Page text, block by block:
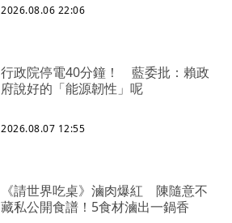
2026.08.06 22:06
行政院停電40分鐘！ 藍委批：賴政
府說好的「能源韌性」呢
2026.08.07 12:55
《請世界吃桌》滷肉爆紅 陳隨意不
藏私公開食譜！5食材滷出一鍋香